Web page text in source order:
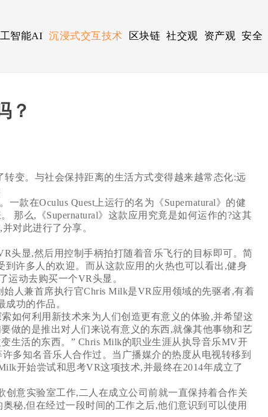
智能AI 沉浸式交互技术 区块链 社交观 资产观 安全
？
变。与社会保持距离的生活方式变得越来越常态化:远
款在Oculus Quest上运行的名为《Supernatural》的健
那么,《Supernatural》这款应用究竟是如何运作的?这其
对此进行了分享。
头显,然后用控制手柄拍打随着音乐飞行的目标即可。简
许多人的欢迎。而从这款应用的火热也可以看出,健身
运动去购买一个VR头显。
人兼首席执行官Chris Milk是VR应用领域的先驱者,有着
成功的作品。
如何利用新技术来为人们创造更有意义的体验,并希望这
做的是推出对人们来说有意义的东西,就像其他事物和艺
生活的东西。” Chris Milk的职业生涯从执导音乐MV开
多知名音乐人合作过。当广播媒介的热度从电视转移到
开始尝试和思考VR这项技术,并最终在2014年成立了
意实验室工作,二人在成立公司前就一直保持着合作关
秘,但在经过一段时间的工作之后,他们意识到可以使用